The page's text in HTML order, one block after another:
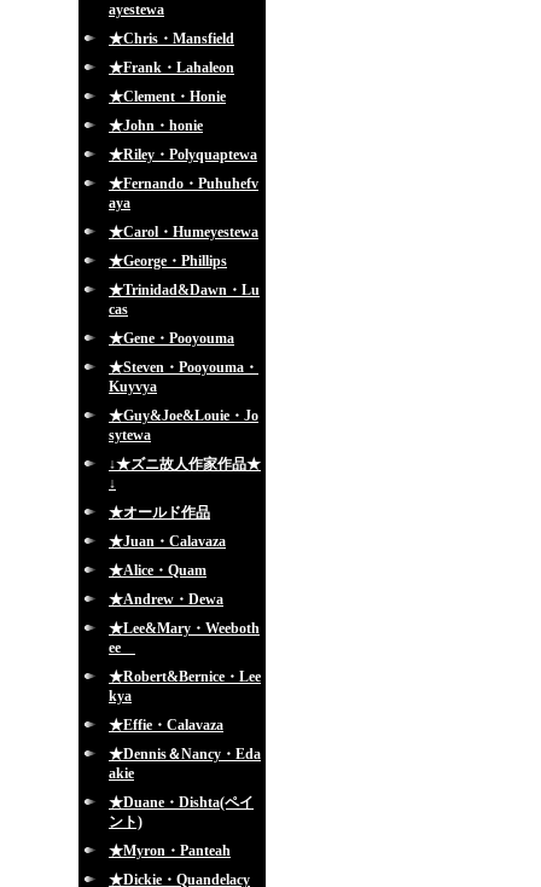
ayestewa
★Chris・Mansfield
★Frank・Lahaleon
★Clement・Honie
★John・honie
★Riley・Polyquaptewa
★Fernando・Puhuhefv
aya
★Carol・Humeyestewa
★George・Phillips
★Trinidad&Dawn・Lu
cas
★Gene・Pooyouma
★Steven・Pooyouma・
Kuyvya
★Guy&Joe&Louie・Jo
sytewa
↓★ズニ故人作家作品★
↓
★オールド作品
★Juan・Calavaza
★Alice・Quam
★Andrew・Dewa
★Lee&Mary・Weeboth
ee
★Robert&Bernice・Lee
kya
★Effie・Calavaza
★Dennis＆Nancy・Eda
akie
★Duane・Dishta(ペイ
ント)
★Myron・Panteah
★Dickie・Quandelacy